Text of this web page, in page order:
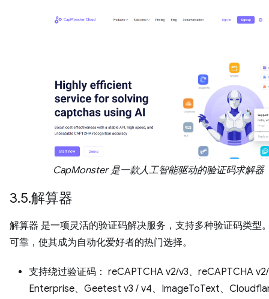
CapMonster 是一款人工智能驱动的验证码求解器
3.5.解算器
解算器 是一项灵活的验证码解决服务，支持多种验证码类型
可靠，使其成为自动化爱好者的热门选择。
支持绕过验证码： reCAPTCHA v2/v3、reCAPTCHA
Enterprise、Geetest v3 / v4、ImageToText、